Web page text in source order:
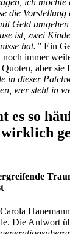
ich möchte
die
Geld
ist, zwei
hat.” Ein
noch immer
aber sie
in dieser
wer steht in
es so
Die Antwort